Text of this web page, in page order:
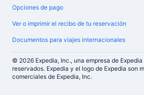
Opciones de pago
Ver o imprimir el recibo de tu reservación
Documentos para viajes internacionales
© 2026 Expedia, Inc., una empresa de
reservados. Expedia y el logo de Expedia son
comerciales de Expedia, Inc.